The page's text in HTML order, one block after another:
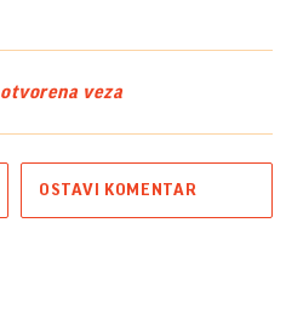
otvorena veza
OSTAVI KOMENTAR